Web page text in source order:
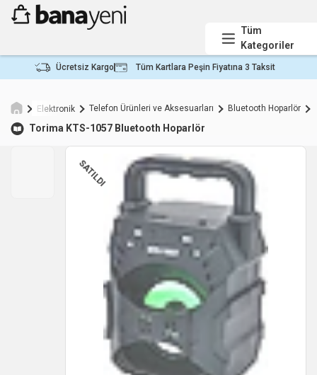
Tüm
Kategoriler
Ücretsiz Kargo Tüm Kartlara Peşin Fiyatına 3 Taksit
Elektronik Telefon Ürünleri ve Aksesuarları Bluetooth Hoparlör
Torima KTS-1057 Bluetooth Hoparlör
SATILDI